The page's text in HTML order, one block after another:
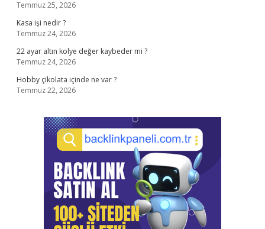
Temmuz 25, 2026
Kasa işi nedir ?
Temmuz 24, 2026
22 ayar altın kolye değer kaybeder mi ?
Temmuz 24, 2026
Hobby çikolata içinde ne var ?
Temmuz 22, 2026